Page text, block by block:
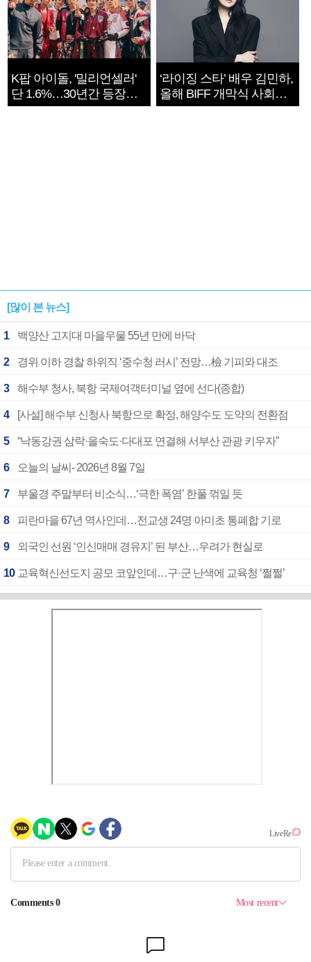
K팝 아이돌, '밀리언셀러'
단 1.6%…30년간 등장
1182개팀 전수조사
‘라이징 스타’ 배우 김민하,
올해 BIFF 개막식 사회자
확정
[많이 본 뉴스]
1 백양산 고지대 마을우물 55년 만에 바닥
2 경위 이하 경찰 하위직 ‘중수청 러시’ 전망…檢 기피와 대조
3 해수부 청사, 북항 국제여객터미널 옆에 선다(종합)
4 [사설] 해수부 신청사 북항으로 확정, 해양수도 도약의 전환점
5 “낙동강권 삼락·을숙도·다대포 연결해 서부산 관광 키우자”
6 오늘의 날씨- 2026년 8월 7일
7 부울경 주말부터 비소식…‘극한 폭염’ 한풀 꺾일 듯
8 피란마을 67년 역사인데…전교생 24명 아미초 통폐합 기로
9 외국인 선원 ‘인신매매 경유지’ 된 부산…우려가 현실로
10 교육혁신선도지 공모 코앞인데…구·군 난색에 교육청 ‘쩔쩔’